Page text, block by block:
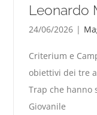
Leonardo
24/06/2026 |
Criterium e
obiettivi dei tre
Trap che hanno
Giovanile